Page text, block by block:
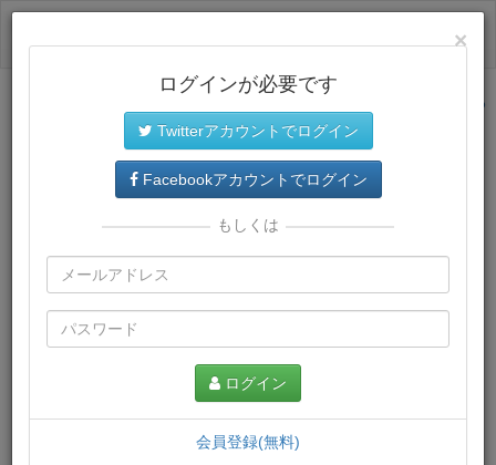
サイトトップに戻る
プレミアム会員では、教材がダウンロードでき、快適な動画
再生環境が提供されます。
×
ログインが必要です
Twitterアカウントでログイン
Facebookアカウントでログイン
もしくは
ログイン
会員登録(無料)